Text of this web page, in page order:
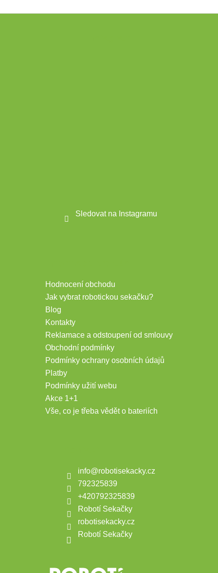
Sledovat na Instagramu
Hodnocení obchodu
Jak vybrat robotickou sekačku?
Blog
Kontakty
Reklamace a odstoupení od smlouvy
Obchodní podmínky
Podmínky ochrany osobních údajů
Platby
Podmínky užití webu
Akce 1+1
Vše, co je třeba vědět o bateriích
info@robotisekacky.cz
792325839
+420792325839
Robotí Sekačky
robotisekacky.cz
Robotí Sekačky